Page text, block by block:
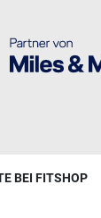
BEI FITSHOP